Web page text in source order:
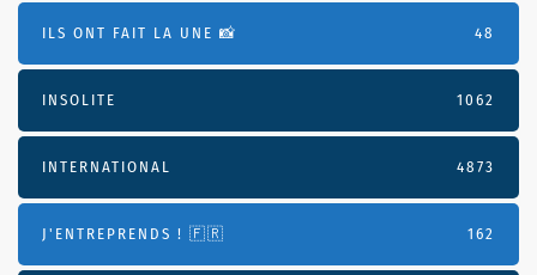
ILS ONT FAIT LA UNE 📸 48
INSOLITE 1062
INTERNATIONAL 4873
J'ENTREPRENDS ! 🇫🇷 162